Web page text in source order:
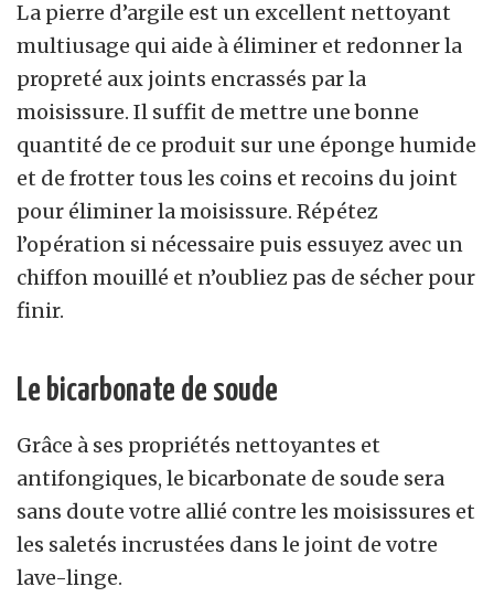
La pierre d’argile est un excellent nettoyant
multiusage qui aide à éliminer et redonner la
propreté aux joints encrassés par la
moisissure. Il suffit de mettre une bonne
quantité de ce produit sur une éponge humide
et de frotter tous les coins et recoins du joint
pour éliminer la moisissure. Répétez
l’opération si nécessaire puis essuyez avec un
chiffon mouillé et n’oubliez pas de sécher pour
finir.
Le bicarbonate de soude
Grâce à ses propriétés nettoyantes et
antifongiques, le bicarbonate de soude sera
sans doute votre allié contre les moisissures et
les saletés incrustées dans le joint de votre
lave-linge.